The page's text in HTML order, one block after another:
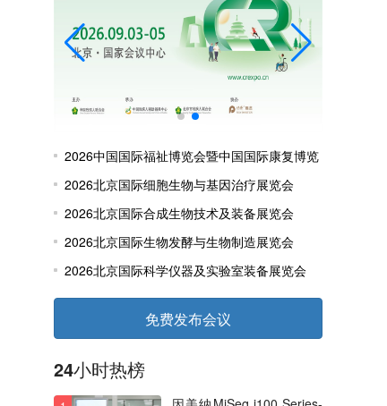
2026中国国际福祉博览会暨中国国际康复博览
会
2026北京国际细胞生物与基因治疗展览会
2026北京国际合成生物技术及装备展览会
2026北京国际生物发酵与生物制造展览会
2026北京国际科学仪器及实验室装备展览会
免费发布会议
24小时热榜